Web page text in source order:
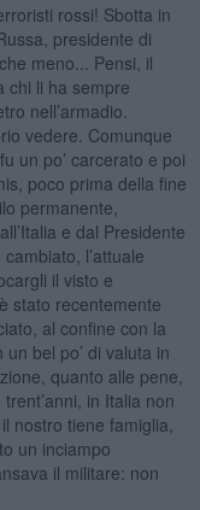
rossi! Sbotta in
presidente di
meno... Pensi, il
chi li ha sempre
nell’armadio.
vedere. Comunque
un po’ carcerato e poi
poco prima della fine
permanente,
e dal Presidente
l’attuale
il visto e
stato recentemente
al confine con la
bel po’ di valuta in
quanto alle pene,
in Italia non
nostro tiene famiglia,
un inciampo
il militare: non